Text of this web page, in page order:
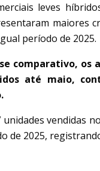
leves
maiores
período de 2025.
comparativo,
até maio,
vendidas
de 2025,